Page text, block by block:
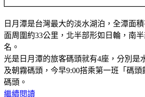
日月潭是台灣最大的淡水湖泊，全潭面
面周圍約33公里，北半部形如日輪，南
名。
光是日月潭的旅客碼頭就有4座，分別是
及朝霧碼頭，今早9:00搭乘第一班「碼
碼頭。
繼續閱讀